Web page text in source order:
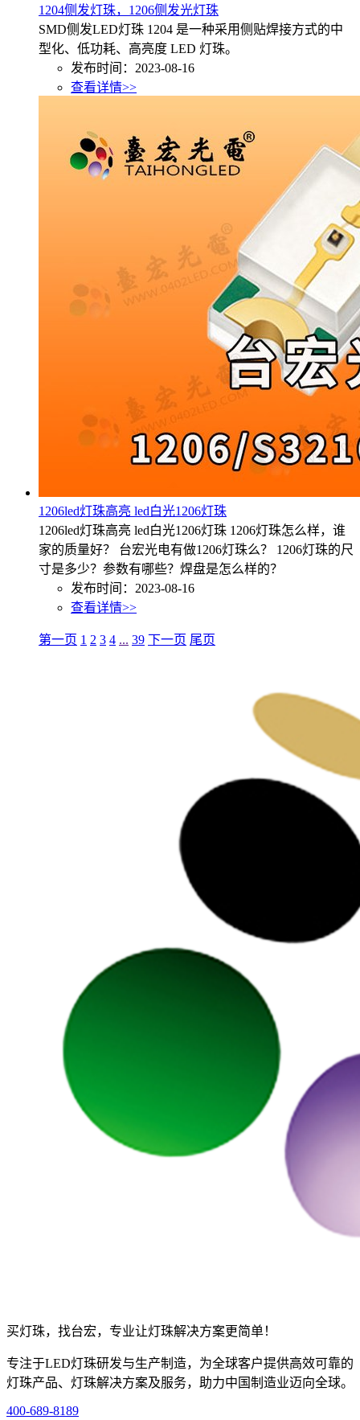
1204侧发灯珠，1206侧发光灯珠
SMD侧发LED灯珠 1204 是一种采用侧贴焊接方式的中
型化、低功耗、高亮度 LED 灯珠。
发布时间：2023-08-16
查看详情>>
1206led灯珠高亮 led白光1206灯珠
1206led灯珠高亮 led白光1206灯珠 1206灯珠怎么样，谁
家的质量好？ 台宏光电有做1206灯珠么？ 1206灯珠的尺
寸是多少？参数有哪些？焊盘是怎么样的？
发布时间：2023-08-16
查看详情>>
第一页 1 2 3 4 ... 39 下一页 尾页
买灯珠，找台宏，专业让灯珠解决方案更简单！
专注于LED灯珠研发与生产制造，为全球客户提供高效可靠的
灯珠产品、灯珠解决方案及服务，助力中国制造业迈向全球。
400-689-8189